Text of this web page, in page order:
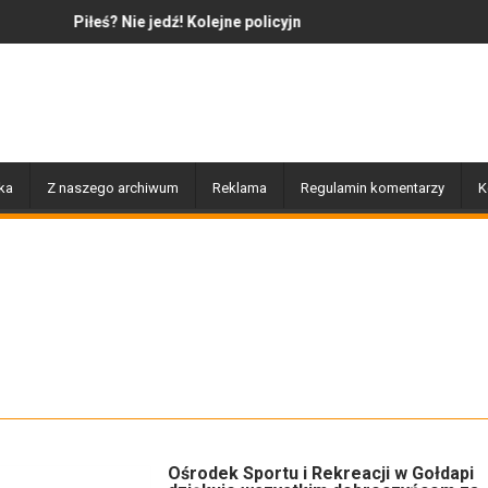
jedź! Kolejne policyjne działania „Trzeźwość”Jazz to nie tylko muzyka –
Z naszego archiwum Reklama Regulamin komentarzy
Ośrodek Sportu i Rekreacji w Gołdapi